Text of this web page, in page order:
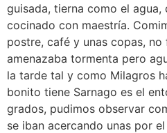
guisada, tierna como el agua,
cocinado con maestría.
postre, café y unas copas,
amenazaba tormenta pero
la tarde tal y como Milagros
bonito tiene Sarnago es el
grados, pudimos observar
se iban acercando unas por